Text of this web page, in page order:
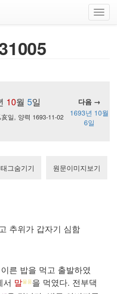
10월 5일
다음 →
일, 양력 1693-11-02
1693년 10월
6일
태그숨기기 원문이미지보기
추위가 갑자기 심함
른 밥을 먹고 출발하였
서 말물품을 먹였다. 전부댁